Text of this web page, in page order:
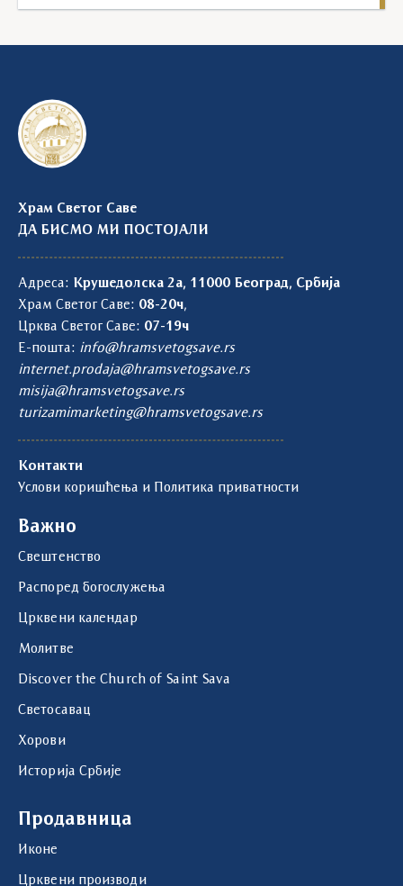
Храм Светог Саве
ДА БИСМО МИ ПОСТОЈАЛИ
Адреса: Крушедолска 2а, 11000 Београд, Србија
Храм Светог Саве: 08-20ч,
Црква Светог Саве: 07-19ч
Е-пошта: info@hramsvetogsave.rs
internet.prodaja@hramsvetogsave.rs
misija@hramsvetogsave.rs
turizamimarketing@hramsvetogsave.rs
Контакти
Услови коришћења и Политика приватности
Важно
Свештенство
Распоред богослужења
Црквени календар
Молитве
Discover the Church of Saint Sava
Светосавац
Хорови
Историја Србије
Продавница
Иконе
Црквени производи